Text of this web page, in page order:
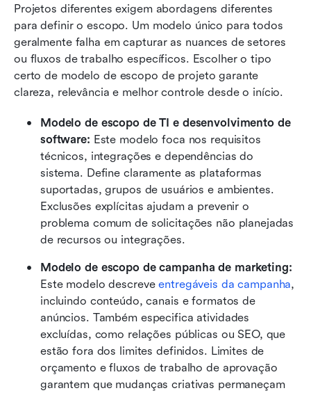
Projetos diferentes exigem abordagens diferentes
para definir o escopo. Um modelo único para todos
geralmente falha em capturar as nuances de setores
ou fluxos de trabalho específicos. Escolher o tipo
certo de modelo de escopo de projeto garante
clareza, relevância e melhor controle desde o início.
Modelo de escopo de TI e desenvolvimento de
software: Este modelo foca nos requisitos
técnicos, integrações e dependências do
sistema. Define claramente as plataformas
suportadas, grupos de usuários e ambientes.
Exclusões explícitas ajudam a prevenir o
problema comum de solicitações não planejadas
de recursos ou integrações.
Este modelo descreve entregáveis da campanha,
incluindo conteúdo, canais e formatos de
anúncios. Também especifica atividades
excluídas, como relações públicas ou SEO, que
estão fora dos limites definidos. Limites de
orçamento e fluxos de trabalho de aprovação
garantem que mudanças criativas permaneçam